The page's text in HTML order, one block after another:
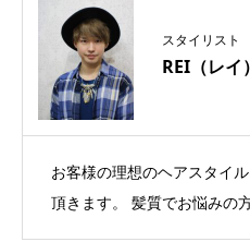
スタイリスト
REI（レイ）
お客様の理想のヘアスタイ
頂きます。 髪質でお悩みの